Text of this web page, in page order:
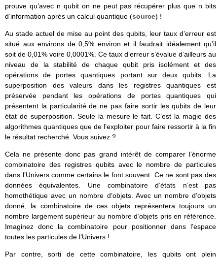
prouve qu’avec n qubit on ne peut pas récupérer plus que n bits
d’information après un calcul quantique (source) !
Au stade actuel de mise au point des qubits, leur taux d’erreur est
situé aux environs de 0,5% environ et il faudrait idéalement qu’il
soit de 0,01% voire 0,0001%. Ce taux d’erreur s’évalue d’ailleurs au
niveau de la stabilité de chaque qubit pris isolément et des
opérations de portes quantiques portant sur deux qubits. La
superposition des valeurs dans les registres quantiques est
préservée pendant les opérations de portes quantiques qui
présentent la particularité de ne pas faire sortir les qubits de leur
état de superposition. Seule la mesure le fait. C’est la magie des
algorithmes quantiques que de l’exploiter pour faire ressortir à la fin
le résultat recherché. Vous suivez ?
Cela ne présente donc pas grand intérêt de comparer l’énorme
combinatoire des registres qubits avec le nombre de particules
dans l’Univers comme certains le font souvent. Ce ne sont pas des
données équivalentes. Une combinatoire d’états n’est pas
homothétique avec un nombre d’objets. Avec un nombre d’objets
donné, la combinatoire de ces objets représentera toujours un
nombre largement supérieur au nombre d’objets pris en référence.
Imaginez donc la combinatoire pour positionner dans l’espace
toutes les particules de l’Univers !
Par contre, sorti de cette combinatoire, les qubits ont plein